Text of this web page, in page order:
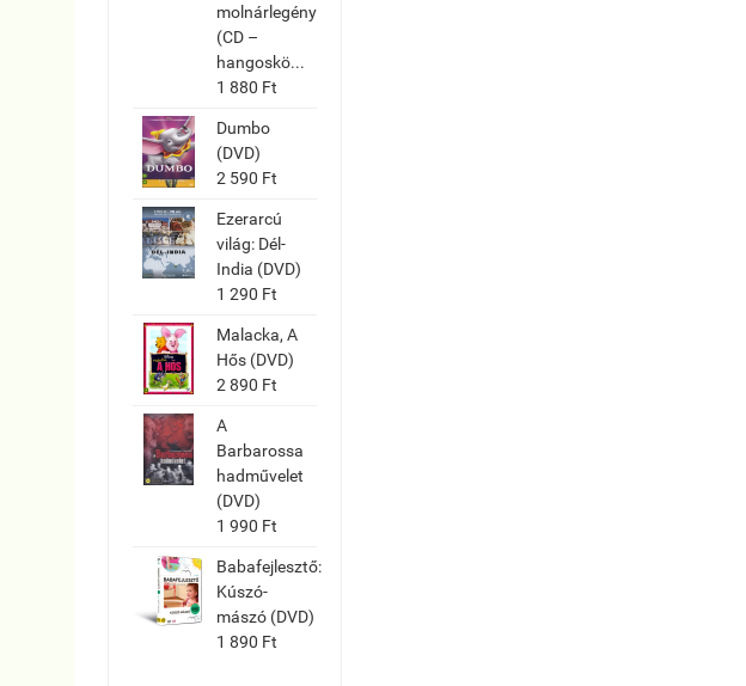
molnárlegény
(CD –
hangoskö...
1 880 Ft
Dumbo
(DVD)
2 590 Ft
Ezerarcú
világ: Dél-
India (DVD)
1 290 Ft
Malacka, A
Hős (DVD)
2 890 Ft
A
Barbarossa
hadművelet
(DVD)
1 990 Ft
Babafejlesztő:
Kúszó-
mászó (DVD)
1 890 Ft